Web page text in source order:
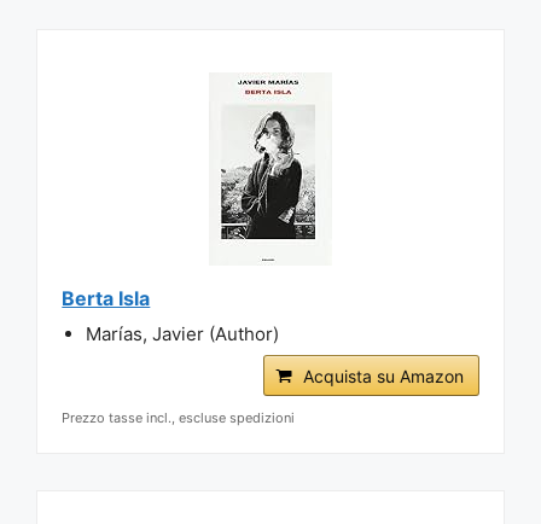
Berta Isla
Marías, Javier (Author)
Acquista su Amazon
Prezzo tasse incl., escluse spedizioni